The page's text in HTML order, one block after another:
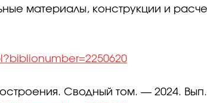
материалы, конструкции и
Сводный том. — 2024. Вып.